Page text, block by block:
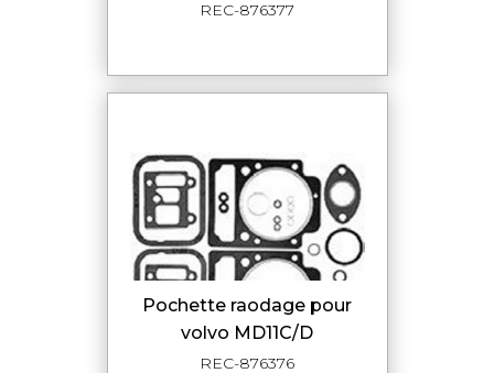
REC-876377
pochette raodage pour
volvo MD11C/D
REC-876376